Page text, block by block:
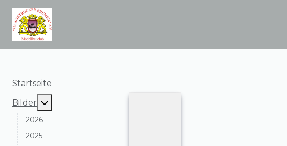
Startseite
Bilder
MOD_MENU_TOGGLE_SUBMENU_LABEL
2026
2025